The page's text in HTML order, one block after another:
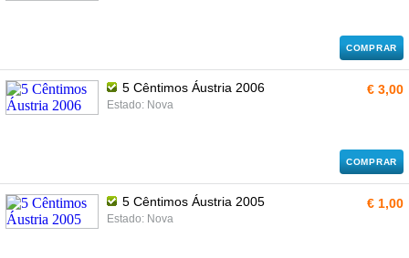
COMPRAR
5 Cêntimos Áustria 2006
Estado: Nova
€ 3,00
COMPRAR
5 Cêntimos Áustria 2005
Estado: Nova
€ 1,00